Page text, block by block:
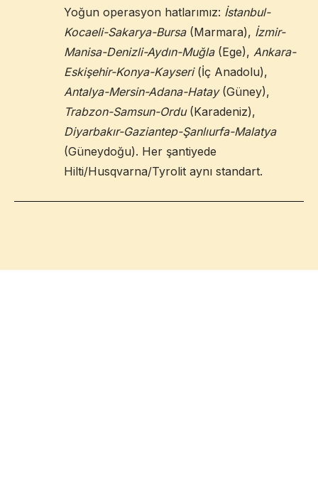
Yoğun operasyon hatlarımız: İstanbul-
Kocaeli-Sakarya-Bursa(Marmara), İzmir-
Manisa-Denizli-Aydın-Muğla(Ege), Ankara-
Eskişehir-Konya-Kayseri(İç Anadolu),
Antalya-Mersin-Adana-Hatay(Güney),
Trabzon-Samsun-Ordu(Karadeniz),
Diyarbakır-Gaziantep-Şanlıurfa-Malatya
(Güneydoğu). Her şantiyede
Hilti/Husqvarna/Tyrolit aynı standart.